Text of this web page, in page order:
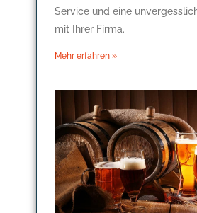
Service und eine
mit Ihrer Firma.
Mehr erfahren »